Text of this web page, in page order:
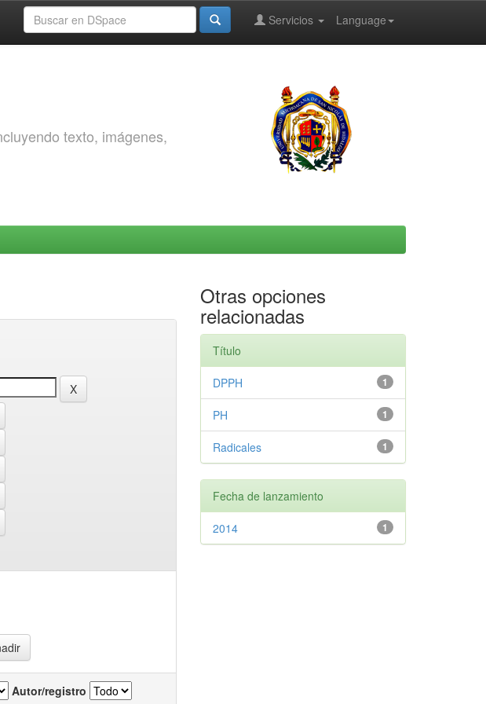
Language
Servicios
texto, imágenes,
Autor/registro
Otras opciones
relacionadas
Título
1
DPPH
1
PH
1
Radicales
Fecha de lanzamiento
1
2014